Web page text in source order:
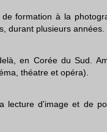
formation à la
durant plusieurs années.
en Corée du Sud.
théatre et opéra).
lecture d'image et de